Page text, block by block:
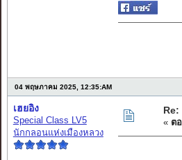
04 พฤษภาคม 2025, 12:35:AM
เฮยอิง
Special Class LV5
นักกลอนแห่งเมืองหลวง
« ต